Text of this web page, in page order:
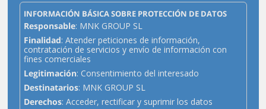
INFORMACIÓN BÁSICA SOBRE PROTECCIÓN DE DATOS
Responsable: MNK GROUP SL
Finalidad: Atender peticiones de información,
contratación de servicios y envío de información con
fines comerciales
Legitimación: Consentimiento del interesado
Destinatarios: MNK GROUP SL
Derechos: Acceder, rectificar y suprimir los datos